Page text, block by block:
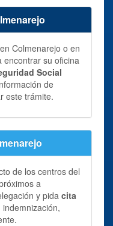
en Colmenarejo o en
encontrar su oficina
Social
de
este trámite.
de los centros del
a
y pida cita